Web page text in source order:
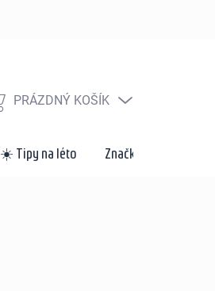
NÁKUPNÍ
PRÁZDNÝ KOŠÍK
☀️ Tipy na léto Značky